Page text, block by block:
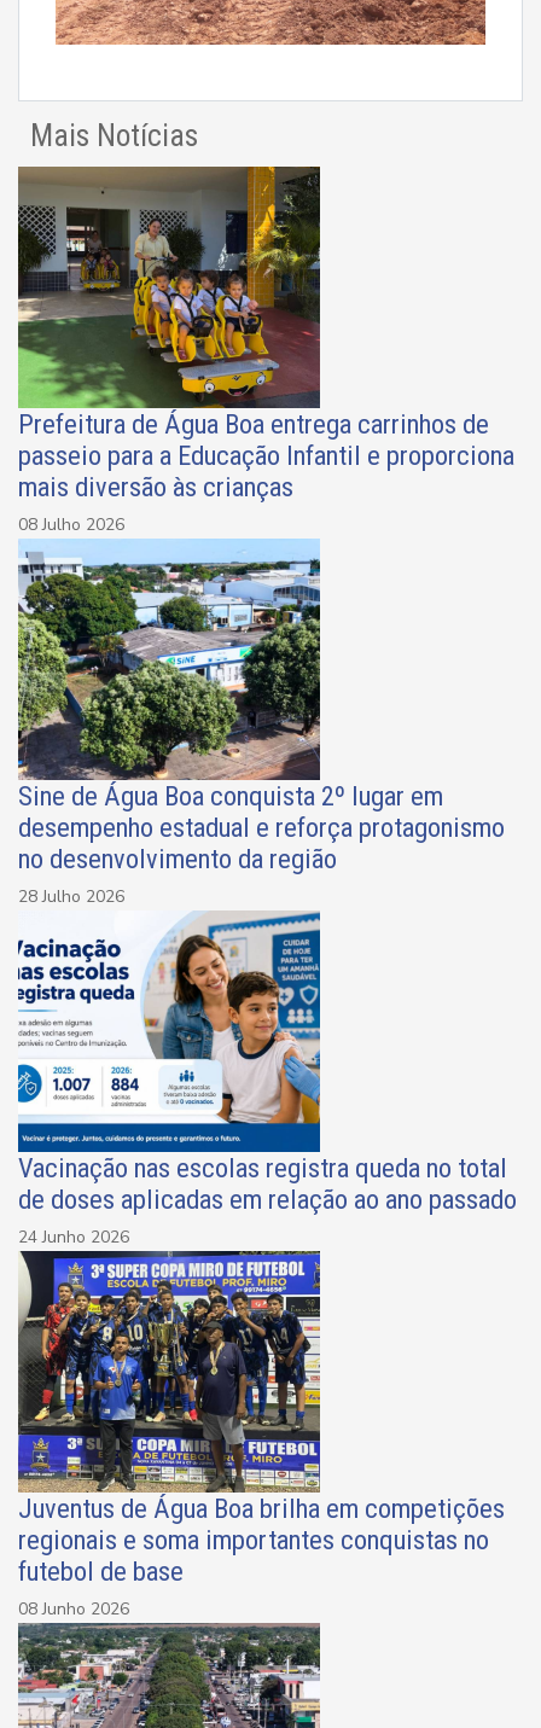
Mais Notícias
Prefeitura de Água Boa entrega carrinhos de
passeio para a Educação Infantil e proporciona
mais diversão às crianças
08 Julho 2026
Sine de Água Boa conquista 2º lugar em
desempenho estadual e reforça protagonismo
no desenvolvimento da região
28 Julho 2026
Vacinação nas escolas registra queda no total
de doses aplicadas em relação ao ano passado
24 Junho 2026
Juventus de Água Boa brilha em competições
regionais e soma importantes conquistas no
futebol de base
08 Junho 2026